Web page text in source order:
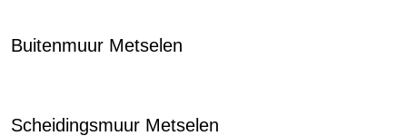
Buitenmuur Metselen
Scheidingsmuur Metselen